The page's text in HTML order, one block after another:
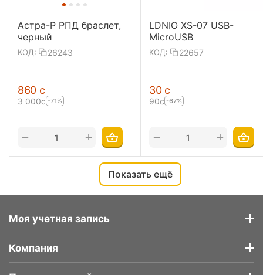
Астра-Р РПД браслет,
черный
КОД: 26243
‍860‍ с
3 000с -71%
+
−
LDNIO XS-07 USB-
MicroUSB
КОД: 22657
‍30‍ с
‍90‍с -67%
+
−
Показать ещё
Моя учетная запись
Компания